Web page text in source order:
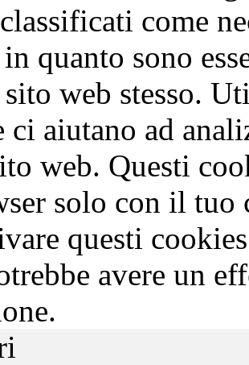
come
quanto sono
sito web stesso.
ci aiutano ad
web. Questi
solo con il tuo
questi
avere un